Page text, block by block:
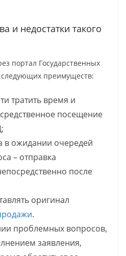
и недостатки такого
портал Государственных
следующих преимуществ:
тратить время и
посещение
в ожидании очередей
– отправка
после
оригинал
.
проблемных вопросов,
заявления,